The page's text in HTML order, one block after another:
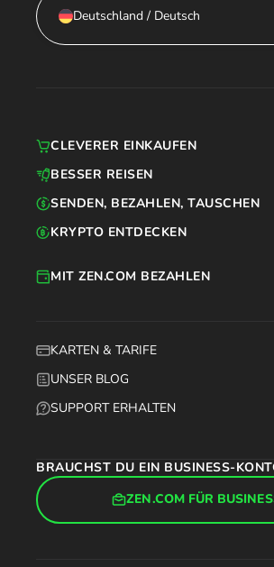
Deutschland / Deutsch
KARTEN & TARIFE
UNSER BLOG
SUPPORT ERHALTEN
MIT ZEN.COM BEZAHLEN
BRAUCHST DU EIN BUSINESS-
ZEN.COM FÜR
CLEVERER EINKAUFEN
BESSER REISEN
SENDEN, BEZAHLEN, TAUSCHEN
KRYPTO ENTDECKEN